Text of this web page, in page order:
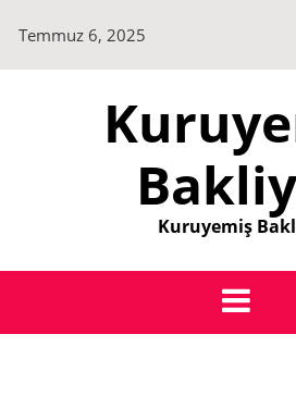
content
Temmuz 6, 2025
Kuruyemiş